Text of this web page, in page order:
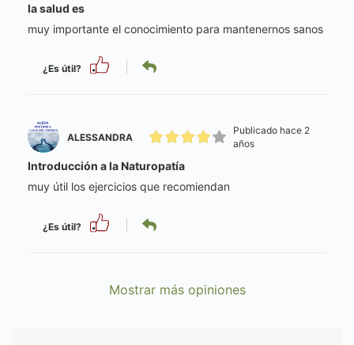
la salud es
muy importante el conocimiento para mantenernos sanos
¿Es útil?
ALESSANDRA
Publicado hace 2
años
Introducción a la Naturopatía
muy útil los ejercicios que recomiendan
¿Es útil?
Mostrar más opiniones